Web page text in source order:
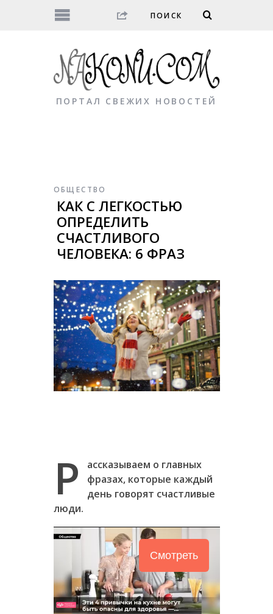
ПОРТАЛ СВЕЖИХ НОВОСТЕЙ
ОБЩЕСТВО
КАК С ЛЕГКОСТЬЮ
ОПРЕДЕЛИТЬ
СЧАСТЛИВОГО
ЧЕЛОВЕКА: 6 ФРАЗ
Р
ассказываем о главных
фразах, которые каждый
день говорят счастливые
люди.
Смотреть